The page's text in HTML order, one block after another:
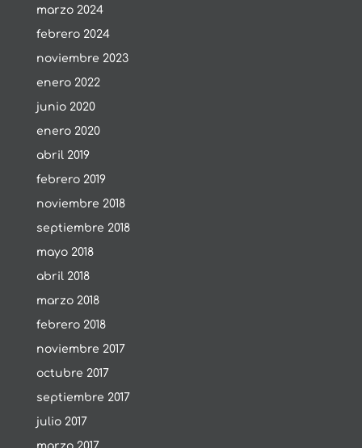
marzo 2024
febrero 2024
noviembre 2023
enero 2022
junio 2020
enero 2020
abril 2019
febrero 2019
noviembre 2018
septiembre 2018
mayo 2018
abril 2018
marzo 2018
febrero 2018
noviembre 2017
octubre 2017
septiembre 2017
julio 2017